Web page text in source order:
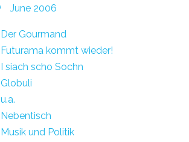
June 2006
Der Gourmand
Futurama kommt wieder!
I siach scho Sochn
Globuli
u.a.
Nebentisch
Musik und Politik